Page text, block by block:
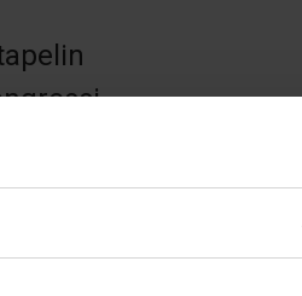
jo 18
sittemmin